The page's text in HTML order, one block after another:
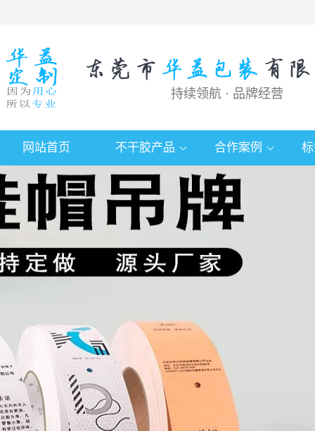
持续领航 · 品牌经营
网站首页 不干胶产品 合作案例